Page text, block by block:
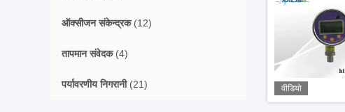
ऑक्सीजन संकेन्द्रक(12)
तापमान संवेदक(4)
पर्यावरणीय निगरानी(21) वीडियो